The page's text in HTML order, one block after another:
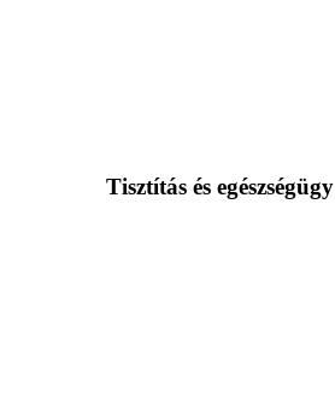
Tisztítás és egészségügy